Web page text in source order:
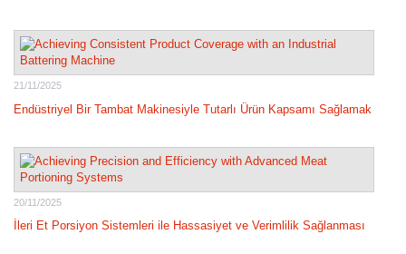
21/11/2025
Endüstriyel Bir Tambat Makinesiyle Tutarlı Ürün Kapsamı Sağlamak
20/11/2025
İleri Et Porsiyon Sistemleri ile Hassasiyet ve Verimlilik Sağlanması